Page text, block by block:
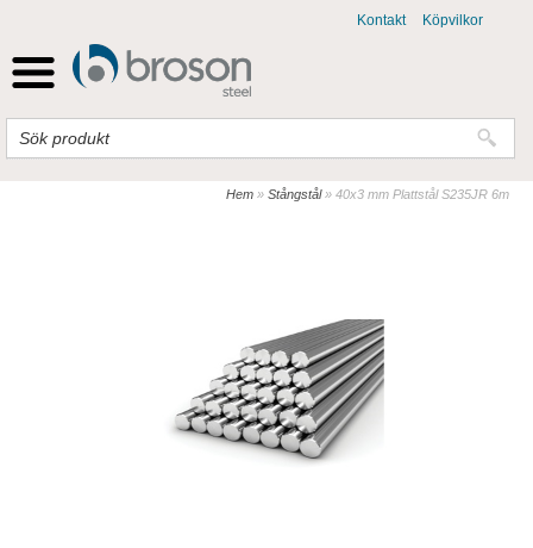
Kontakt Köpvilkor
Hem » Stångstål» 40x3 mm Plattstål S235JR 6m